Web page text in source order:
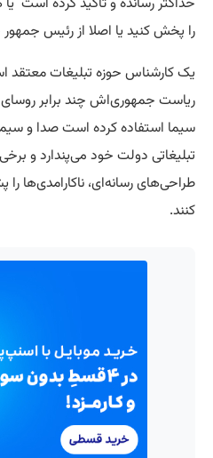
را پخش کنید یا اصلا از رئیس
یک کارشناس حوزه تبلیغات معتقد
ریاست جمهوری‌اش چند برابر روسای
سیما استفاده کرده است صدا و
تبلیغاتی دولت خود می‌پندارد و
طراحی‌های رسانه‌ای، ناکارامدی‌ها
کنند.